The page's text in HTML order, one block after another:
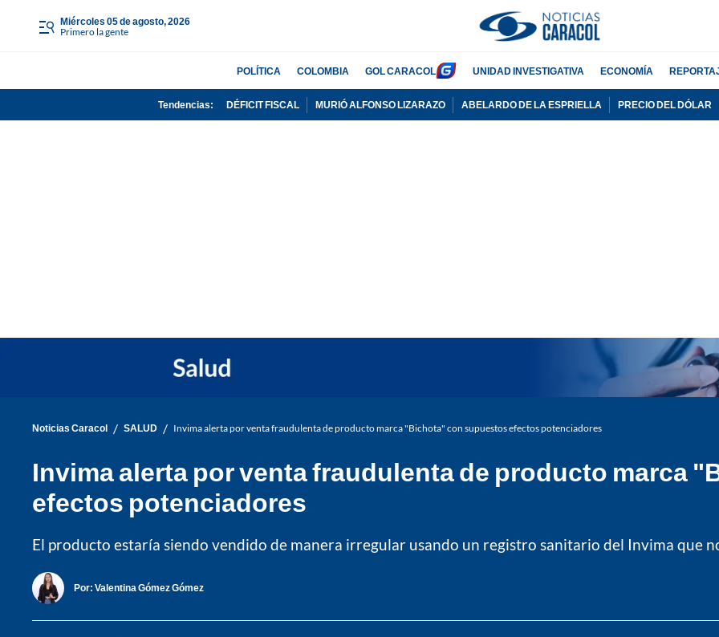
miércoles 05 de agosto, 2026
Primero la gente
POLÍTICA COLOMBIA GOL CARACOL UNIDAD INVESTIGATIVA ECONOMÍA
Tendencias: DÉFICIT FISCAL MURIÓ ALFONSO LIZARAZO ABELARDO DE LA ESPRIELLA PRECIO DEL DÓLAR
Noticias Caracol / SALUD / Invima alerta por venta fraudulenta de producto marca "Bichota" con supuestos efectos potenciadores
Invima alerta por venta fraudulenta de producto marca
efectos potenciadores
El producto estaría siendo vendido de manera irregular usando un registro sanitario del Invima que
Por: Valentina Gómez Gómez